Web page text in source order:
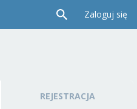
Zaloguj się
REJESTRACJA